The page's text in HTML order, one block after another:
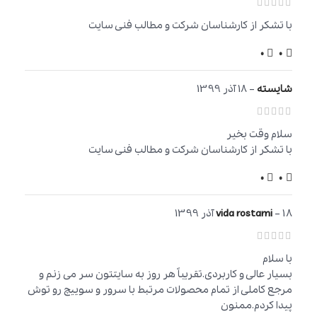
با تشکر از کارشناسان شرکت و مطالب فنی سایت
0
0
شایسته – 18 آذر 1399
سلام وقت بخیر
با تشکر از کارشناسان شرکت و مطالب فنی سایت
0
0
vida rostami – 18 آذر 1399
با سلام
بسیار عالی و کاربردی.تقریباً هر روز به سایتتون سر می زنم و
مرجع کاملی از تمام محصولات مرتبط با سرور و سوییچ رو توش
پیدا کردم.ممنون